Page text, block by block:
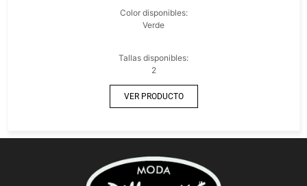
Color disponibles:
Verde
Tallas disponibles:
2
VER PRODUCTO